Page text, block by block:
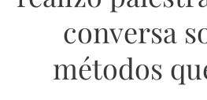
conversa
métodos